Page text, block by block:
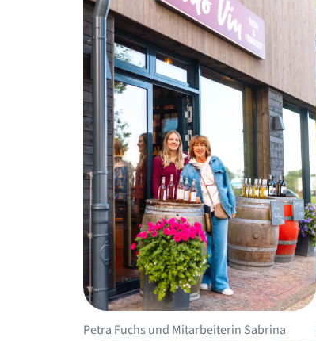
Petra Fuchs und Mitarbeiterin Sabrina